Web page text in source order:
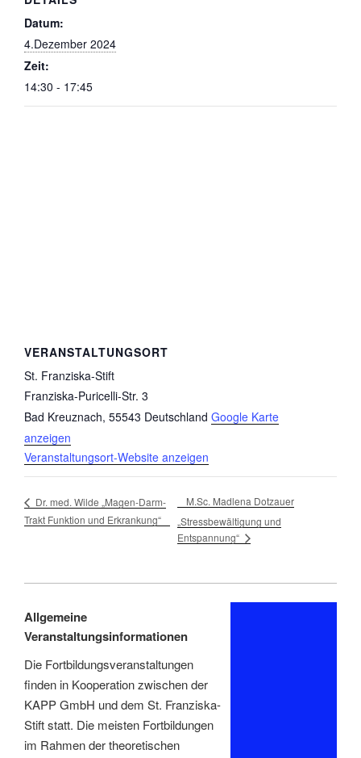
Datum:
4.Dezember 2024
Zeit:
14:30 - 17:45
VERANSTALTUNGSORT
St. Franziska-Stift
Franziska-Puricelli-Str. 3
Bad Kreuznach, 55543 Deutschland Google Karte
anzeigen
Veranstaltungsort-Website anzeigen
Dr. med. Wilde „Magen-Darm-
Trakt Funktion und Erkrankung“
M.Sc. Madlena Dotzauer
„Stressbewältigung und
Entspannung“
Allgemeine
Veranstaltungsinformationen
Die Fortbildungsveranstaltungen
finden in Kooperation zwischen der
KAPP GmbH und dem St. Franziska-
Stift statt. Die meisten Fortbildungen
im Rahmen der theoretischen